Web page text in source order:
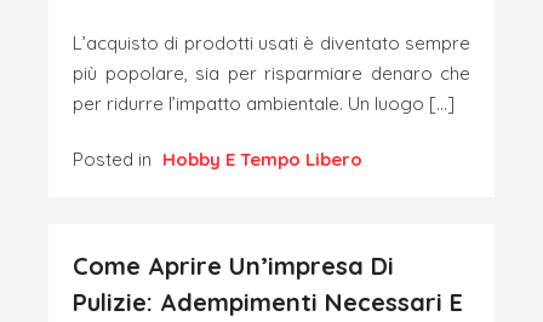
L’acquisto di prodotti usati è diventato sempre
più popolare, sia per risparmiare denaro che
per ridurre l’impatto ambientale. Un luogo […]
Posted in Hobby E Tempo Libero
Come Aprire Un’impresa Di
Pulizie: Adempimenti Necessari E